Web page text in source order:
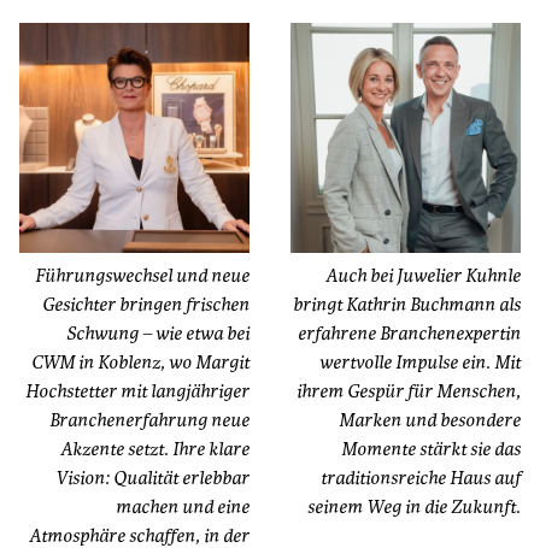
Führungswechsel und neue
Gesichter bringen frischen
Schwung – wie etwa bei
CWM in Koblenz, wo Margit
Hochstetter mit langjähriger
Branchenerfahrung neue
Akzente setzt. Ihre klare
Vision: Qualität erlebbar
machen und eine
Atmosphäre schaffen, in der
Auch bei Juwelier Kuhnle
bringt Kathrin Buchmann als
erfahrene Branchenexpertin
wertvolle Impulse ein. Mit
ihrem Gespür für Menschen,
Marken und besondere
Momente stärkt sie das
traditionsreiche Haus auf
seinem Weg in die Zukunft.